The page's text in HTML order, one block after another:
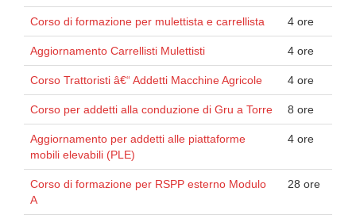
Corso di formazione per mulettista e carrellista 4 ore
Aggiornamento Carrellisti Mulettisti 4 ore
Corso Trattoristi â€“ Addetti Macchine Agricole 4 ore
Corso per addetti alla conduzione di Gru a Torre 8 ore
Aggiornamento per addetti alle piattaforme
mobili elevabili (PLE)
4 ore
Corso di formazione per RSPP esterno Modulo
A
28 ore